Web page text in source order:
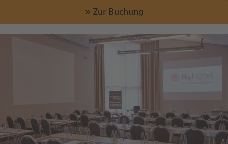
» Zur Buchung